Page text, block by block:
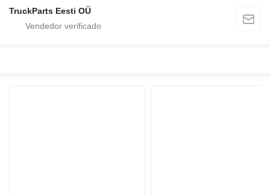
TruckParts Eesti OÜ